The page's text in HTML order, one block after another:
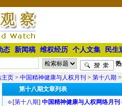
态 新闻稿 维权经历 个人文集 民生
主页 > 中国精神健康与人权月刊 > 第十八期 >
第十八期文章列表
[第十八期] 中国精神健康与人权网络月刊